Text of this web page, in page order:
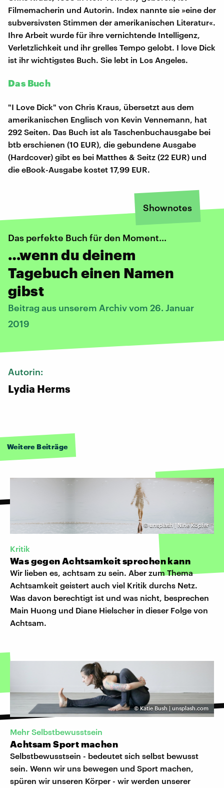
Filmemacherin und Autorin. Index nannte sie »eine der
subversivsten Stimmen der amerikanischen Literatur«.
Ihre Arbeit wurde für ihre vernichtende Intelligenz,
Verletzlichkeit und ihr grelles Tempo gelobt. I love Dick
ist ihr wichtigstes Buch. Sie lebt in Los Angeles.
Das Buch
"I Love Dick" von Chris Kraus, übersetzt aus dem
amerikanischen Englisch von Kevin Vennemann, hat
292 Seiten. Das Buch ist als Taschenbuchausgabe bei
btb erschienen (10 EUR), die gebundene Ausgabe
(Hardcover) gibt es bei Matthes & Seitz (22 EUR) und
die eBook-Ausgabe kostet 17,99 EUR.
Shownotes
Das perfekte Buch für den Moment...
…wenn du deinem
Tagebuch einen Namen
gibst
Beitrag aus unserem Archiv vom 26. Januar
2019
Autorin:
Lydia Herms
Weitere Beiträge
©unsplash | Nine Köpfer
Kritik
Was gegen Achtsamkeit sprechen kann
Wir lieben es, achtsam zu sein. Aber zum Thema
Achtsamkeit geistert auch viel Kritik durchs Netz.
Was davon berechtigt ist und was nicht, besprechen
Main Huong und Diane Hielscher in dieser Folge von
Achtsam.
©Katie Bush | unsplash.com
Mehr Selbstbewusstsein
Achtsam Sport machen
Selbstbewusstsein - bedeutet sich selbst bewusst
sein. Wenn wir uns bewegen und Sport machen,
spüren wir unseren Körper - wir werden unserer